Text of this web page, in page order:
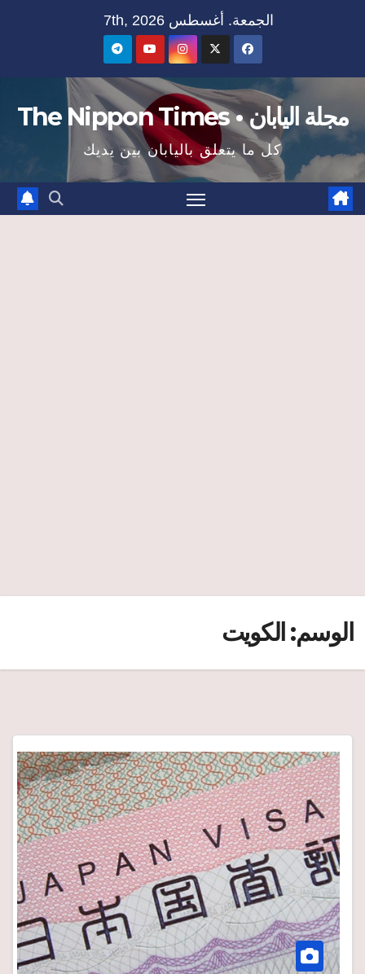
الجمعة. أغسطس 7th, 2026
مجلة اليابان • The Nippon Times
كل ما يتعلق باليابان بين يديك
الوسم: الكويت